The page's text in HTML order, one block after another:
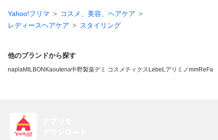
Yahoo!フリマ
コスメ、美容、ヘアケア
レディースヘアケア
スタイリング
他のブランドから探す
naplaMILBON Kaoutena中野製薬デミ コスメティクス LebeLアリミノmmReFa